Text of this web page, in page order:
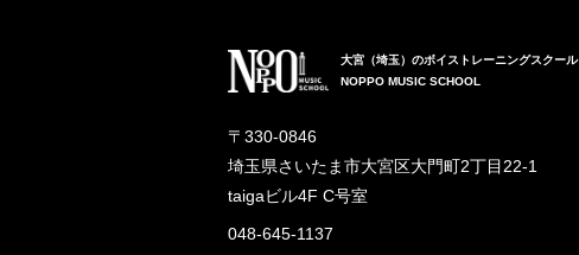
大宮（埼玉）のボイストレーニングスクール
NOPPO MUSIC SCHOOL
〒330-0846
埼玉県さいたま市大宮区大門町2丁目22-1
taigaビル4F C号室
048-645-1137